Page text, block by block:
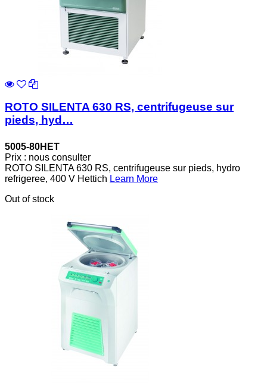
ROTO SILENTA 630 RS, centrifugeuse sur
pieds, hyd…
5005-80HET
Prix : nous consulter
ROTO SILENTA 630 RS, centrifugeuse sur pieds, hydro
refrigeree, 400 V Hettich Learn More
Out of stock